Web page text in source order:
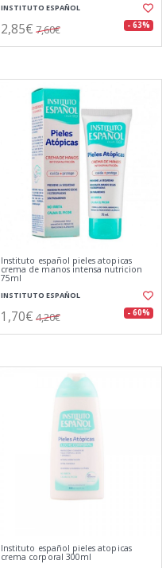
INSTITUTO ESPAÑOL
2,85€ 7,60€ - 63%
Instituto español pieles atopicas
crema de manos intensa nutricion
75ml
INSTITUTO ESPAÑOL
1,70€ 4,20€ - 60%
Instituto español pieles atopicas
crema corporal 300ml